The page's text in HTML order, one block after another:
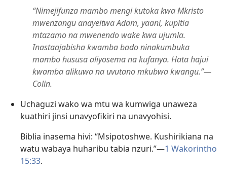
“Nimejifunza mambo mengi kutoka kwa Mkristo
mwenzangu anayeitwa Adam, yaani, kupitia
mtazamo na mwenendo wake kwa ujumla.
Inastaajabisha kwamba bado ninakumbuka
mambo hususa aliyosema na kufanya. Hata hajui
kwamba alikuwa na uvutano mkubwa kwangu.”​—
Colin.
Uchaguzi wako wa mtu wa kumwiga unaweza
kuathiri jinsi unavyofikiri na unavyohisi.
Biblia inasema hivi: “Msipotoshwe. Kushirikiana na
watu wabaya huharibu tabia nzuri.”​—1 Wakorintho
15:33.